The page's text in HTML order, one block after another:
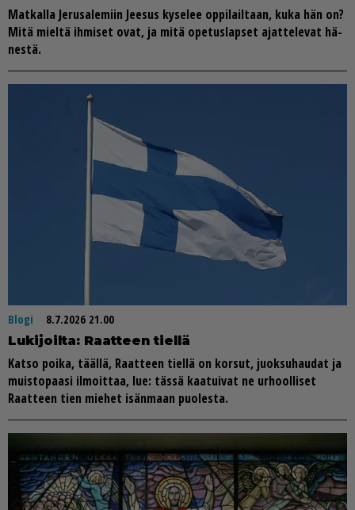
Mat­kal­la Je­ru­sa­le­miin Jee­sus ky­se­lee op­pi­lail­taan, kuka hän on?
Mitä miel­tä ih­mi­set ovat, ja mitä ope­tus­lap­set ajat­te­le­vat hä­
nes­tä.
Blogi
8.7.2026 21.00
Lu­ki­joil­ta: Raat­teen tiel­lä
Kat­so poi­ka, tääl­lä, Raat­teen tiel­lä on kor­sut, juok­su­hau­dat ja
muis­to­paa­si il­moit­taa, lue: täs­sä kaa­tui­vat ne ur­hool­li­set
Raat­teen tien mie­het isän­maan puo­les­ta.